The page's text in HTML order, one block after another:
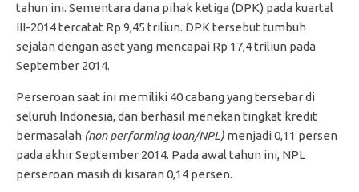
tahun ini. Sementara dana pihak ketiga (DPK) pada kuartal
III-2014 tercatat Rp 9,45 triliun. DPK tersebut tumbuh
sejalan dengan aset yang mencapai Rp 17,4 triliun pada
September 2014.
Perseroan saat ini memiliki 40 cabang yang tersebar di
seluruh Indonesia, dan berhasil menekan tingkat kredit
bermasalah (non performing loan/NPL) menjadi 0,11 persen
pada akhir September 2014. Pada awal tahun ini, NPL
perseroan masih di kisaran 0,14 persen.